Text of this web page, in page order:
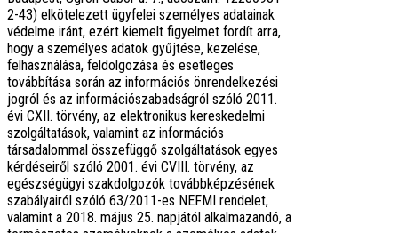
2-43) elkötelezett ügyfelei személyes adatainak
védelme iránt, ezért kiemelt figyelmet fordít arra,
hogy a személyes adatok gyűjtése, kezelése,
felhasználása, feldolgozása és esetleges
továbbítása során az információs önrendelkezési
jogról és az információszabadságról szóló 2011.
évi CXII. törvény, az elektronikus kereskedelmi
szolgáltatások, valamint az információs
társadalommal összefüggő szolgáltatások egyes
kérdéseiről szóló 2001. évi CVIII. törvény, az
egészségügyi szakdolgozók továbbképzésének
szabályairól szóló 63/2011-es NEFMI rendelet,
valamint a 2018. május 25. napjától alkalmazandó, a